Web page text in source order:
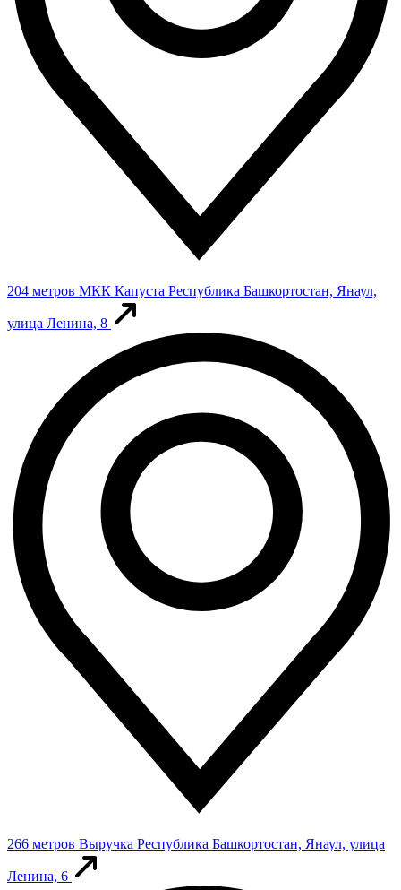
204 метров МКК Капуста Республика Башкортостан, Янаул,
улица Ленина, 8
266 метров Выручка Республика Башкортостан, Янаул, улица
Ленина, 6